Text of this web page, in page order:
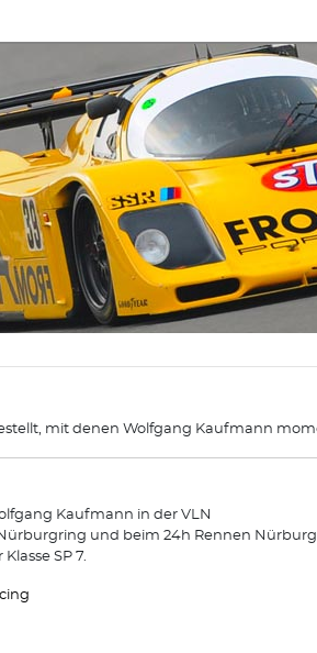
mit denen Wolfgang Kaufmann
Kaufmann in der VLN
und beim 24h Rennen
SP 7.